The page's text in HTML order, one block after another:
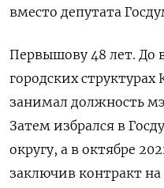
вместо депутата
Первышову 48 лет. До
городских структурах
занимал должность
Затем избрался в
округу, а в октябре
заключив контракт